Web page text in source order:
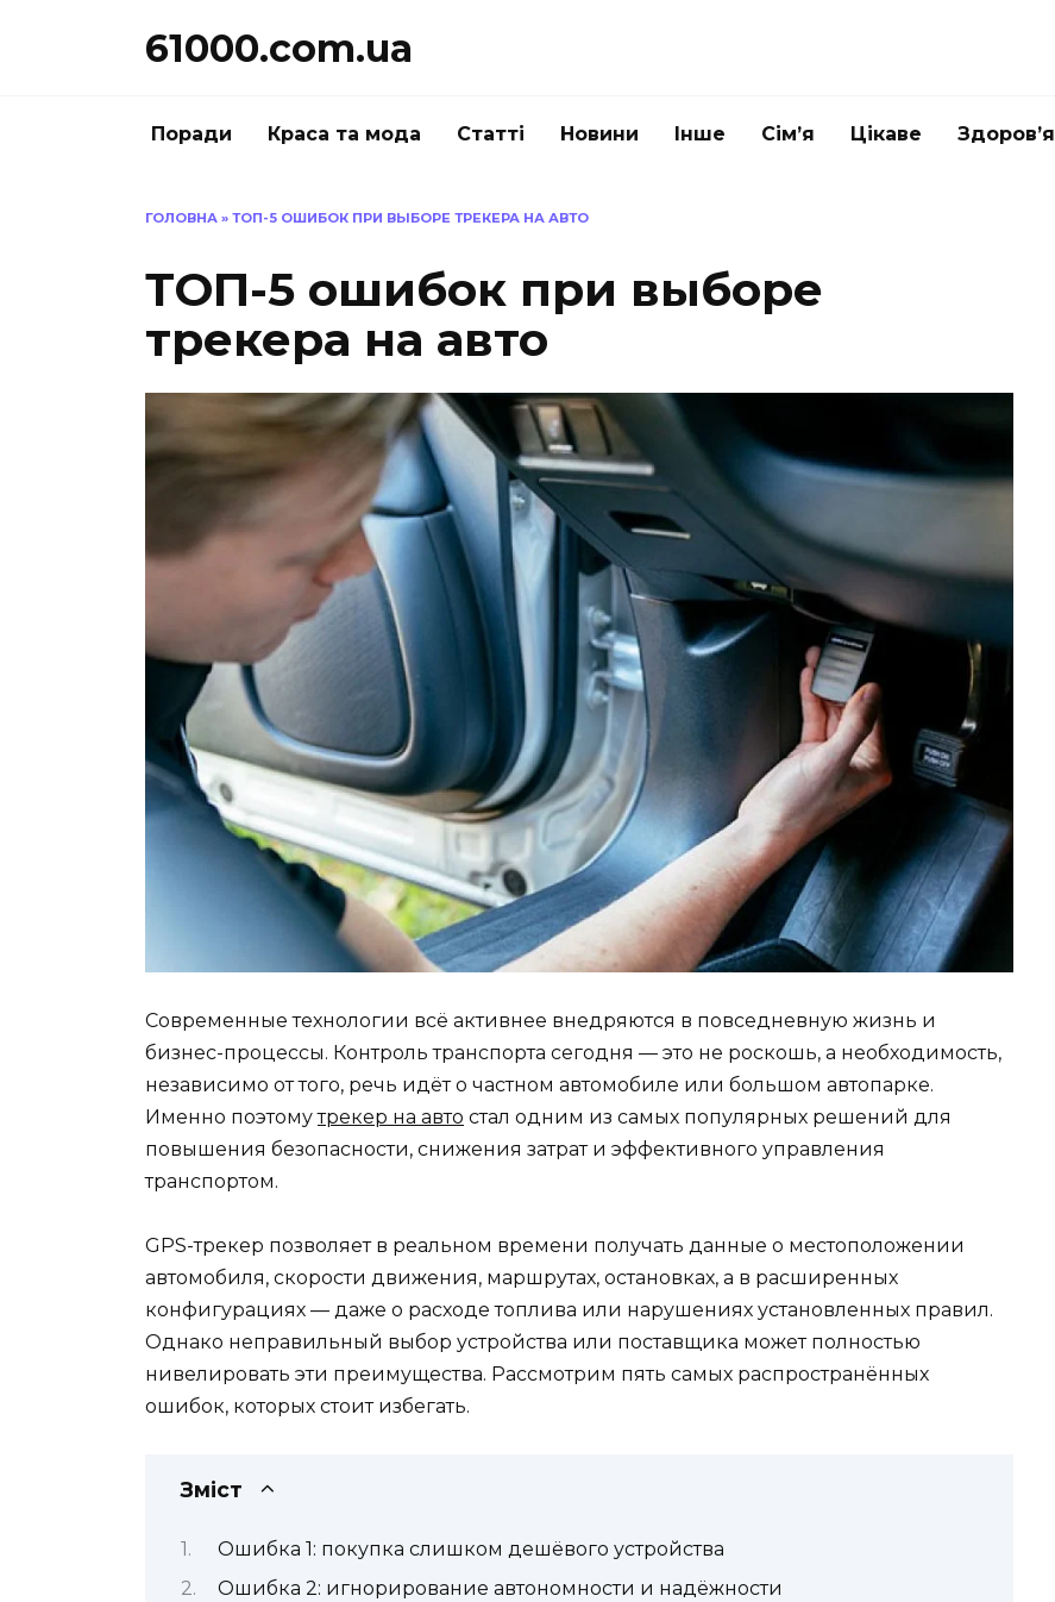
61000.com.ua
Поради Краса та мода Статті Новини Інше Сім’я Цікаве Здоров’я
ГОЛОВНА » ТОП-5 ОШИБОК ПРИ ВЫБОРЕ ТРЕКЕРА НА АВТО
ТОП-5 ошибок при выборе
трекера на авто
Современные технологии всё активнее внедряются в повседневную жизнь и
бизнес-процессы. Контроль транспорта сегодня — это не роскошь, а необходимость,
независимо от того, речь идёт о частном автомобиле или большом автопарке.
Именно поэтомутрекер на авто стал одним из самых популярных решений для
повышения безопасности, снижения затрат и эффективного управления
транспортом.
GPS-трекер позволяет в реальном времени получать данные о местоположении
автомобиля, скорости движения, маршрутах, остановках, а в расширенных
конфигурациях — даже о расходе топлива или нарушениях установленных правил.
Однако неправильный выбор устройства или поставщика может полностью
нивелировать эти преимущества. Рассмотрим пять самых распространённых
ошибок, которых стоит избегать.
Зміст
Ошибка 1: покупка слишком дешёвого устройства
Ошибка 2: игнорирование автономности и надёжности